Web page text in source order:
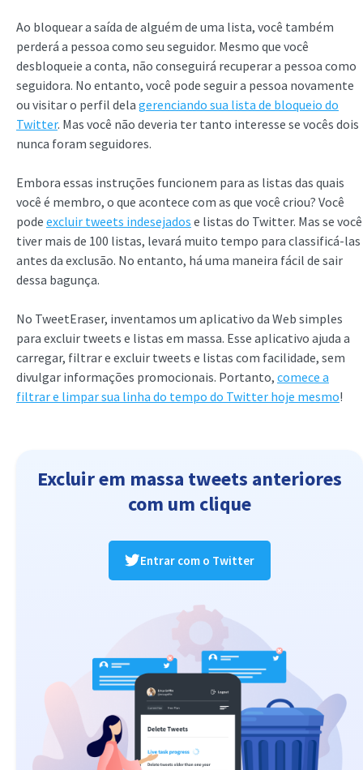
Ao bloquear a saída de alguém de uma lista, você também
perderá a pessoa como seu seguidor. Mesmo que você
desbloqueie a conta, não conseguirá recuperar a pessoa como
seguidora. No entanto, você pode seguir a pessoa novamente
ou visitar o perfil dela gerenciando sua lista de bloqueio do
Twitter. Mas você não deveria ter tanto interesse se vocês dois
nunca foram seguidores.
Embora essas instruções funcionem para as listas das quais
você é membro, o que acontece com as que você criou? Você
pode excluir tweets indesejados e listas do Twitter. Mas se você
tiver mais de 100 listas, levará muito tempo para classificá-las
antes da exclusão. No entanto, há uma maneira fácil de sair
dessa bagunça.
No TweetEraser, inventamos um aplicativo da Web simples
para excluir tweets e listas em massa. Esse aplicativo ajuda a
carregar, filtrar e excluir tweets e listas com facilidade, sem
divulgar informações promocionais. Portanto, comece a
filtrar e limpar sua linha do tempo do Twitter hoje mesmo!
Excluir em massa tweets anteriores
com um clique
Entrar com o Twitter